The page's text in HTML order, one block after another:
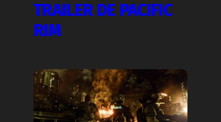
TRAILER DE PACIFIC
RIM